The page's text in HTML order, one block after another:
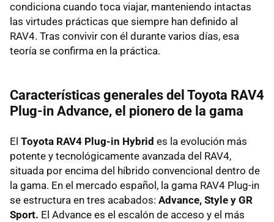
condiciona cuando toca viajar, manteniendo intactas
las virtudes prácticas que siempre han definido al
RAV4. Tras convivir con él durante varios días, esa
teoría se confirma en la práctica.
Características generales del Toyota RAV4
Plug-in Advance, el pionero de la gama
El Toyota RAV4 Plug-in Hybrid es la evolución más
potente y tecnológicamente avanzada del RAV4,
situada por encima del híbrido convencional dentro de
la gama. En el mercado español, la gama RAV4 Plug-in
se estructura en tres acabados: Advance, Style y GR
Sport. El Advance es el escalón de acceso y el más